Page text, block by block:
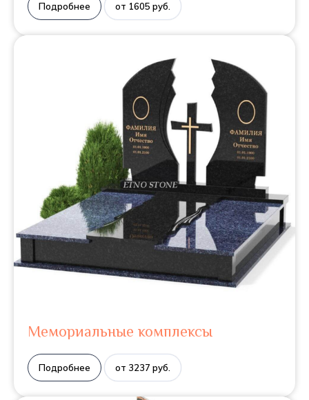
Подробнее от 1605 руб.
Мемориальные комплексы
Подробнее от 3237 руб.